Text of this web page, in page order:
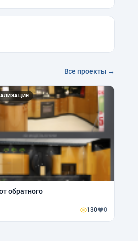
Все проекты →
обратного
130 0